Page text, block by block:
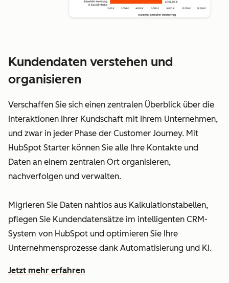
Kundendaten verstehen und
organisieren
Verschaffen Sie sich einen zentralen Überblick über die
Interaktionen Ihrer Kundschaft mit Ihrem Unternehmen,
und zwar in jeder Phase der Customer Journey. Mit
HubSpot Starter können Sie alle Ihre Kontakte und
Daten an einem zentralen Ort organisieren,
nachverfolgen und verwalten.
Migrieren Sie Daten nahtlos aus Kalkulationstabellen,
pflegen Sie Kundendatensätze im intelligenten CRM-
System von HubSpot und optimieren Sie Ihre
Unternehmensprozesse dank Automatisierung und KI.
Jetzt mehr erfahren
wie HubSpot Ihnen dabei hilft, Kundendaten zu